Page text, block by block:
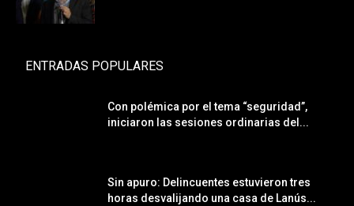
ENTRADAS POPULARES
Con polémica por el tema “seguridad”,
iniciaron las sesiones ordinarias del...
Sin apuro: Delincuentes estuvieron tres
horas desvalijando una casa de Lanús...